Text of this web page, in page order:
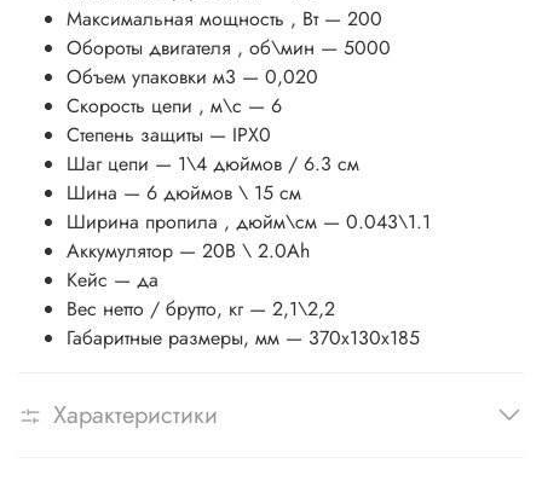
Максимальная мощность , Вт — 200
Обороты двигателя , об\мин — 5000
Объем упаковки м3 — 0,020
Скорость цепи , м\с — 6
Степень защиты — IPX0
Шаг цепи — 1\4 дюймов / 6.3 см
Шина — 6 дюймов \ 15 см
Ширина пропила , дюйм\см — 0.043\1.1
Аккумулятор — 20В \ 2.0Ah
Кейс — да
Вес нетто / брутто, кг — 2,1\2,2
Габаритные размеры, мм — 370х130х185
Характеристики